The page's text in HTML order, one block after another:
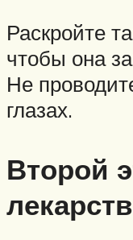
Раскройте
чтобы она
Не
глазах.
Второй